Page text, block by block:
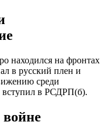
находился на фронтах
в русский плен и
среди
вступил в РСДРП(б).